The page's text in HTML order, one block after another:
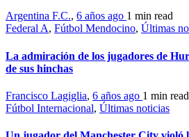
Argentina F.C., 6 años ago 1 min read
Federal A, Fútbol Mendocino, Últimas
La admiración de los jugadores de
de sus hinchas
Francisco Lagiglia, 6 años ago 1 min read
Fútbol Internacional, Últimas noticias